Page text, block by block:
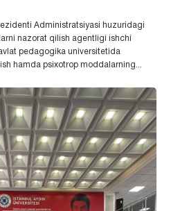
Administratsiyasi huzuridagi
nazorat qilish agentligi ishchi
pedagogika universitetida
hamda psixotrop moddalarning...